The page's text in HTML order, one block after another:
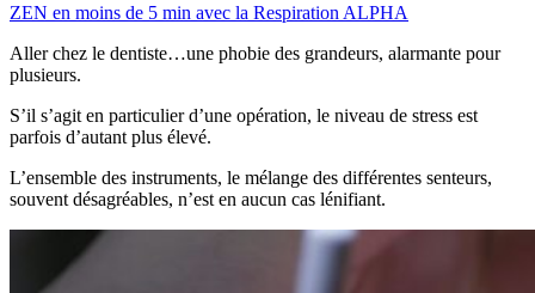
ZEN en moins de 5 min avec la Respiration ALPHA
Aller chez le dentiste…une phobie des grandeurs, alarmante pour
plusieurs.
S’il s’agit en particulier d’une opération, le niveau de stress est
parfois d’autant plus élevé.
L’ensemble des instruments, le mélange des différentes senteurs,
souvent désagréables, n’est en aucun cas lénifiant.